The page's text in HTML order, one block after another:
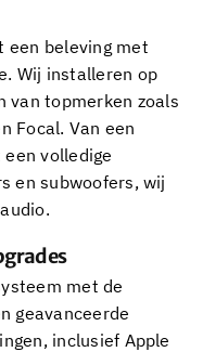
een beleving met
Wij installeren op
van topmerken zoals
Focal. Van een
volledige
en subwoofers, wij
met de
geavanceerde
inclusief Apple